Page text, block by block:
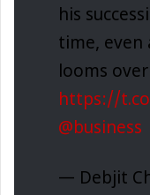
his
time, even
looms
https://
@business
— Debjit